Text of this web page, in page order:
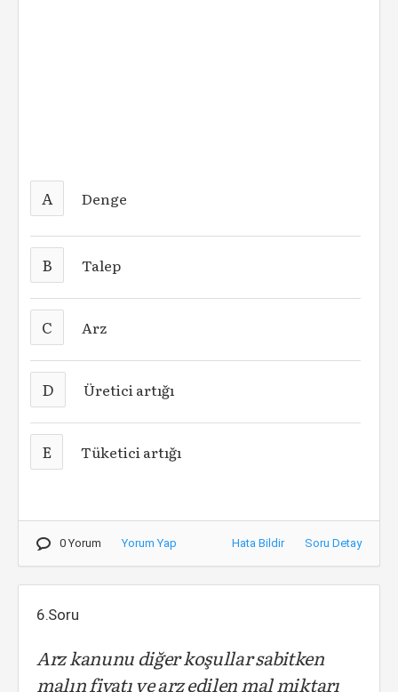
A Denge
B Talep
C Arz
D Üretici artığı
E Tüketici artığı
0 Yorum Yorum Yap Hata Bildir Soru Detay
6.Soru
Arz kanunu diğer koşullar sabitken
malın fiyatı ve arz edilen mal miktarı